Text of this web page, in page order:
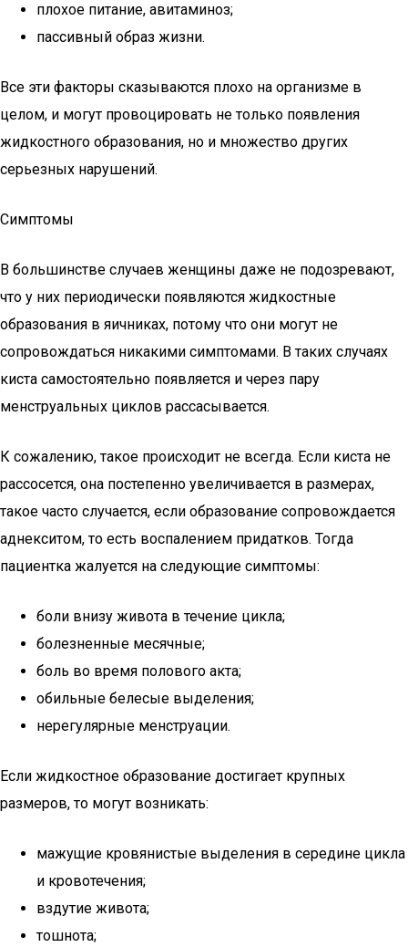
плохое питание, авитаминоз;
пассивный образ жизни.
Все эти факторы сказываются плохо на организме в
целом, и могут провоцировать не только появления
жидкостного образования, но и множество других
серьезных нарушений.
Симптомы
В большинстве случаев женщины даже не подозревают,
что у них периодически появляются жидкостные
образования в яичниках, потому что они могут не
сопровождаться никакими симптомами. В таких случаях
киста самостоятельно появляется и через пару
менструальных циклов рассасывается.
К сожалению, такое происходит не всегда. Если киста не
рассосется, она постепенно увеличивается в размерах,
такое часто случается, если образование сопровождается
аднекситом, то есть воспалением придатков. Тогда
пациентка жалуется на следующие симптомы:
боли внизу живота в течение цикла;
болезненные месячные;
боль во время полового акта;
обильные белесые выделения;
нерегулярные менструации.
Если жидкостное образование достигает крупных
размеров, то могут возникать:
мажущие кровянистые выделения в середине цикла
и кровотечения;
вздутие живота;
тошнота;